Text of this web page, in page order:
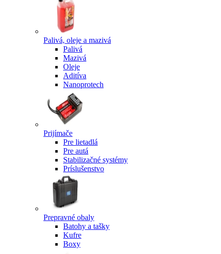
Palivá, oleje a mazivá
Palivá
Mazivá
Oleje
Aditíva
Nanoprotech
Prijímače
Pre lietadlá
Pre autá
Stabilizačné systémy
Príslušenstvo
Prepravné obaly
Batohy a tašky
Kufre
Boxy